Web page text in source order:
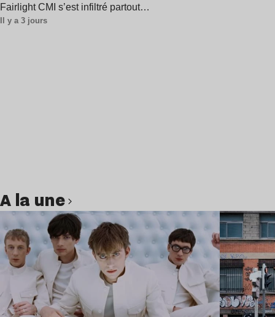
Fairlight CMI s’est infiltré partout…
Il y a 3 jours
A la une
Lire l’article